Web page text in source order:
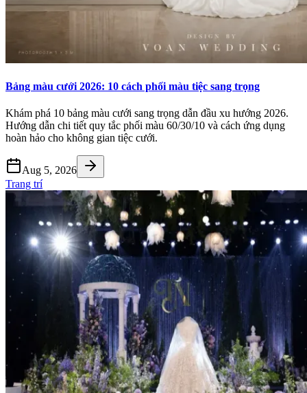
Bảng màu cưới 2026: 10 cách phối màu tiệc sang trọng
Khám phá 10 bảng màu cưới sang trọng dẫn đầu xu hướng 2026.
Hướng dẫn chi tiết quy tắc phối màu 60/30/10 và cách ứng dụng
hoàn hảo cho không gian tiệc cưới.
Aug 5, 2026
Trang trí